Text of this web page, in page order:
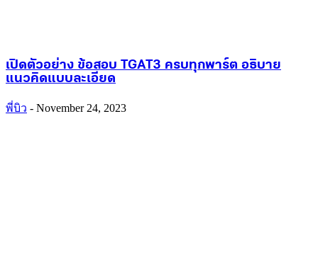
เปิดตัวอย่าง ข้อสอบ TGAT3 ครบทุกพาร์ต อธิบาย
แนวคิดแบบละเอียด
พี่บิว - November 24, 2023